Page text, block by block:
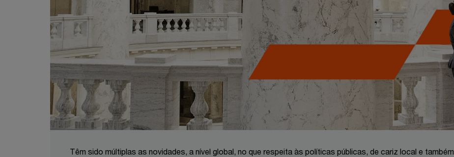
Têm sido múltiplas as novidades, a nível global, no que respeita às políticas públicas, de cariz local e também